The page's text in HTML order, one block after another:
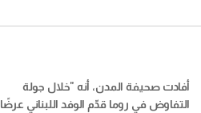
أفادت صحيفة المدن، أنه "خلال جولة
التفاوض في روما قدّم الوفد اللبناني عرضًا